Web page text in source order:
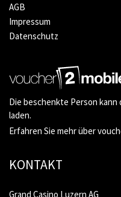
AGB
Impressum
Datenschutz
Die beschenkte Person
laden.
Erfahren Sie mehr über
KONTAKT
Grand Casino Luzern AG